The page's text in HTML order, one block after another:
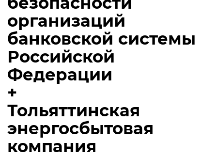
организаций
банковской системы
Российской
Федерации
+
Тольяттинская
энергосбытовая
компания